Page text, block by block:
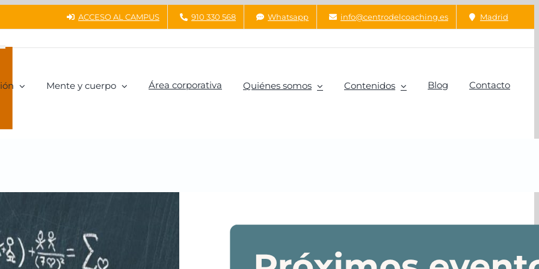
ACCESO AL CAMPUS 910 330 568 Whatsapp info@centrodelcoaching.es Madrid
Mente y cuerpo Área corporativa Quiénes somos Contenidos Blog Contacto